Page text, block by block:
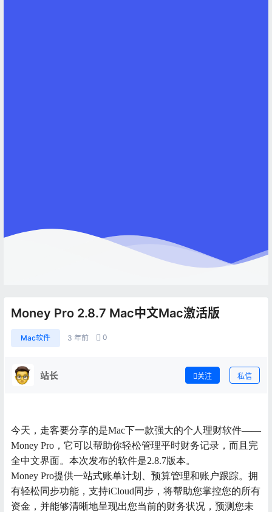
Money Pro 2.8.7 Mac中文Mac激活版
Mac软件 3 年前 0
站长 关注 私信
今天，走客要分享的是Mac下一款强大的个人理财软件——
Money Pro，它可以帮助你轻松管理平时财务记录，而且完
全中文界面。本次发布的软件是2.8.7版本。
Money Pro提供一站式账单计划、预算管理和账户跟踪。拥
有轻松同步功能，支持iCloud同步，将帮助您掌控您的所有
资金，并能够清晰地呈现出您当前的财务状况，预测您未